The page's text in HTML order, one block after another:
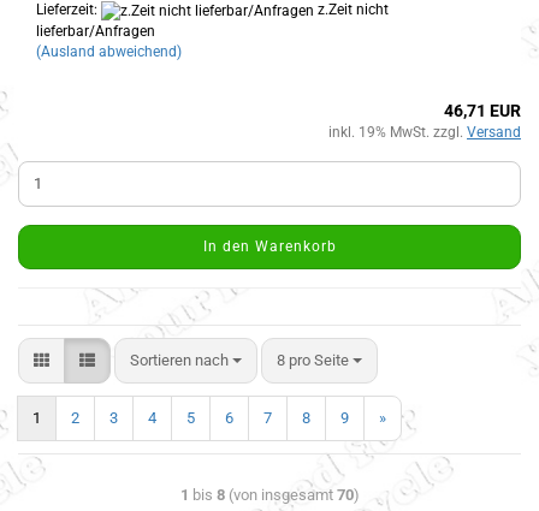
Lieferzeit:
z.Zeit nicht
lieferbar/Anfragen
(Ausland abweichend)
46,71 EUR
inkl. 19% MwSt. zzgl. Versand
In den Warenkorb
Sortieren nach 8 pro Seite
1 2 3 4 5 6 7 8 9 »
1 bis 8(von insgesamt 70)